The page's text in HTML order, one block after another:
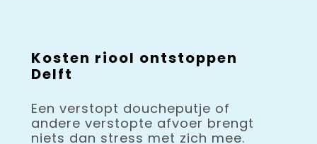
Kosten riool ontstoppen
Delft
Een verstopt doucheputje of
andere verstopte afvoer brengt
niets dan stress met zich mee.